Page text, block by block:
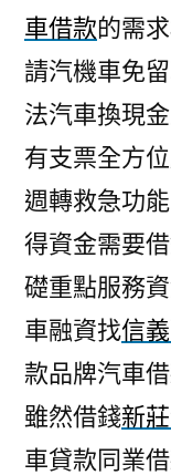
車借款的需
請汽機車免
法汽車換現
有支票全方
週轉救急功
得資金需要
礎重點服務
車融資找信
款品牌汽車
雖然借錢新
車貸款同業